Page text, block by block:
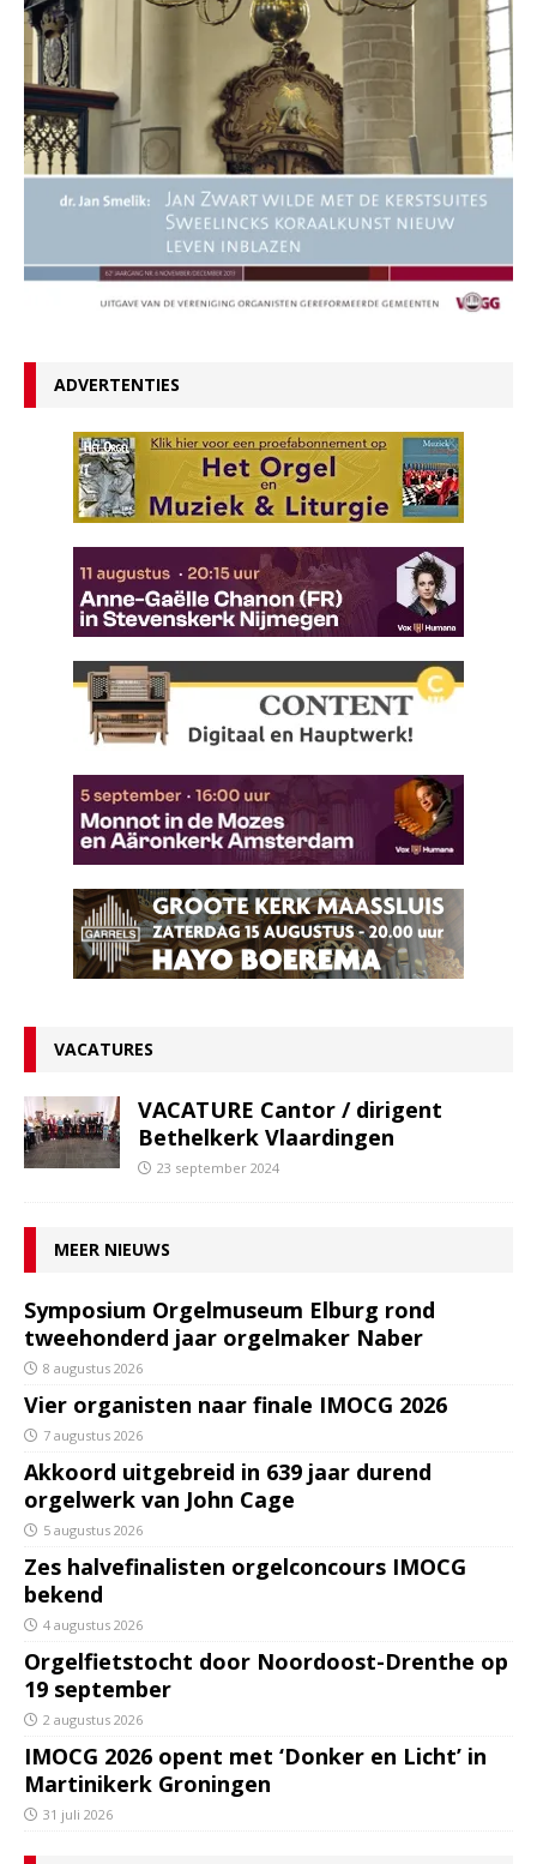
ADVERTENTIES
VACATURES
VACATURE Cantor / dirigent
Bethelkerk Vlaardingen
23 september 2024
MEER NIEUWS
Symposium Orgelmuseum Elburg rond
tweehonderd jaar orgelmaker Naber
8 augustus 2026
Vier organisten naar finale IMOCG 2026
7 augustus 2026
Akkoord uitgebreid in 639 jaar durend
orgelwerk van John Cage
5 augustus 2026
Zes halvefinalisten orgelconcours IMOCG
bekend
4 augustus 2026
Orgelfietstocht door Noordoost-Drenthe op
19 september
2 augustus 2026
IMOCG 2026 opent met ‘Donker en Licht’ in
Martinikerk Groningen
31 juli 2026